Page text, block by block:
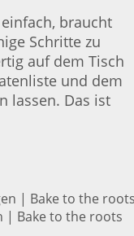
braucht
Schritte zu
auf dem Tisch
und dem
lassen. Das ist
| Bake to the roots